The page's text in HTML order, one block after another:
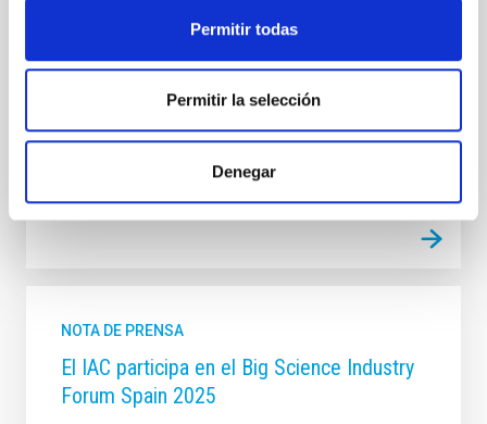
Permitir todas
Permitir la selección
Denegar
viernes a esa hora, aunque también podrá
disfrutarse en medios digitales. Esta acción forma
científica dirigida por Valentín Martínez Pillet, y el
director de La Radio Canaria, Mayer Trujillo; y su
Fecha de publicación
NOTA DE PRENSA
El IAC participa en el Big Science Industry
Forum Spain 2025